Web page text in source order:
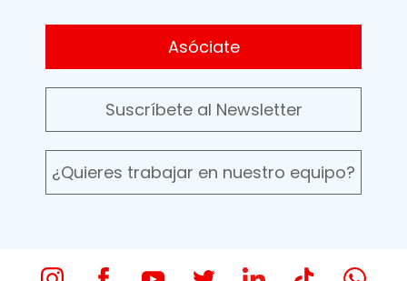
Asóciate
Suscríbete al Newsletter
¿Quieres trabajar en nuestro equipo?